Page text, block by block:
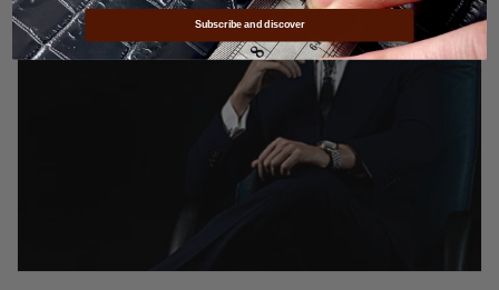
Subscribe and discover